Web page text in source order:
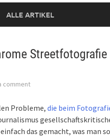
ALLE ARTIKEL
comment
Probleme, die beim
das gemacht, was man